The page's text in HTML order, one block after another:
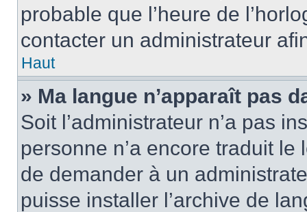
probable que l’heure de
contacter un administrateur
Haut
» Ma langue n’apparaît pas
Soit l’administrateur n’a pas
personne n’a encore traduit
de demander à un
puisse installer l’archive de